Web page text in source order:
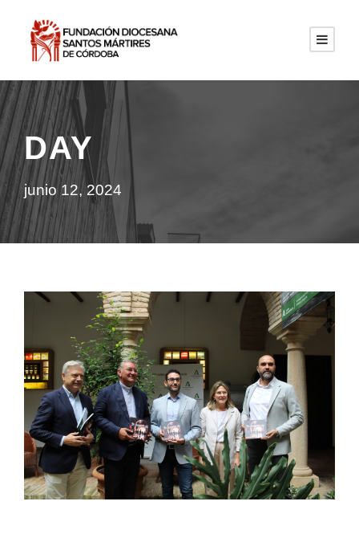
DAY
junio 12, 2024